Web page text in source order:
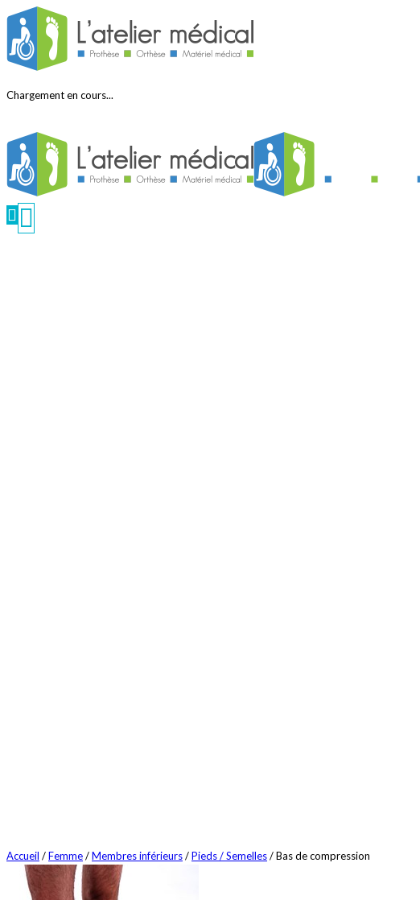
Chargement en cours...
Accueil /Femme/Membres inférieurs/Pieds / Semelles/ Bas de compression